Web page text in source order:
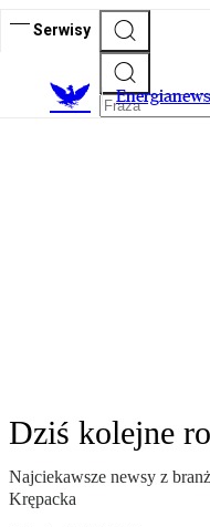
Serwisy
Energianews
Dziś kolejne
Najciekawsze newsy z
Krępacka